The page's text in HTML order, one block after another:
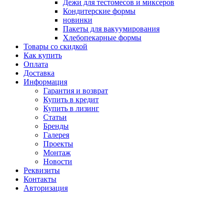
Дежи для тестомесов и миксеров
Кондитерские формы
новинки
Пакеты для вакуумирования
Хлебопекарные формы
Товары со скидкой
Как купить
Оплата
Доставка
Информация
Гарантия и возврат
Купить в кредит
Купить в лизинг
Статьи
Бренды
Галерея
Проекты
Монтаж
Новости
Реквизиты
Контакты
Авторизация